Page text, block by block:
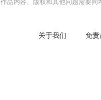
品内容、版权和其他问题需要
关于我们 免责